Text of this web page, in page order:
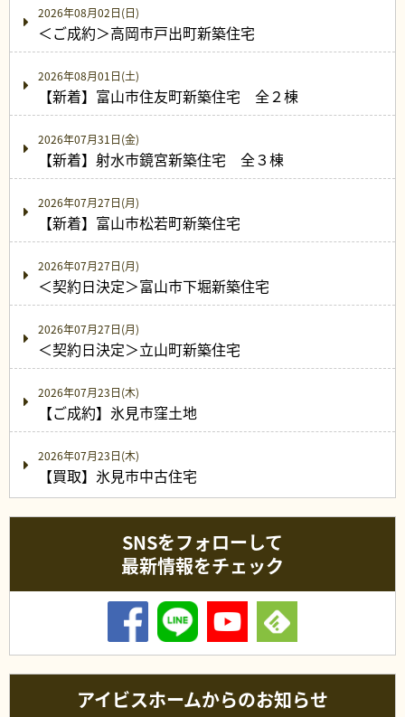
2026年08月02日(日)
＜ご成約＞高岡市戸出町新築住宅
2026年08月01日(土)
【新着】富山市住友町新築住宅 全２棟
2026年07月31日(金)
【新着】射水市鏡宮新築住宅 全３棟
2026年07月27日(月)
【新着】富山市松若町新築住宅
2026年07月27日(月)
＜契約日決定＞富山市下堀新築住宅
2026年07月27日(月)
＜契約日決定＞立山町新築住宅
2026年07月23日(木)
【ご成約】氷見市窪土地
2026年07月23日(木)
【買取】氷見市中古住宅
SNSをフォローして
最新情報をチェック
アイビスホームからのお知らせ